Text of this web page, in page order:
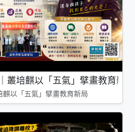
叢培麒以「五氣」擘畫教育新局
麒以「五氣」擘畫教育新局